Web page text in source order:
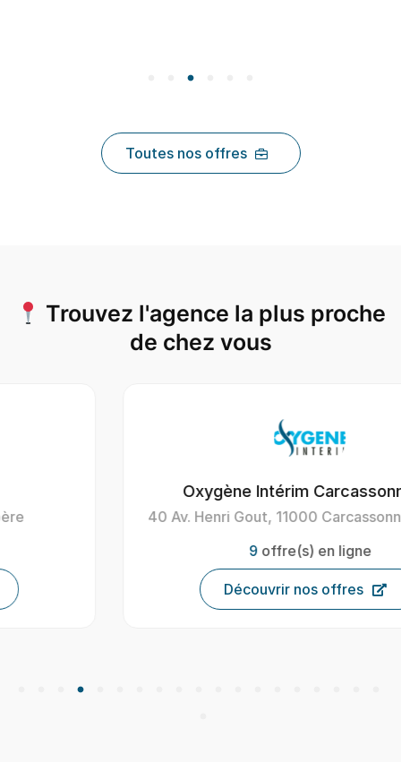
Toutes nos offres
Trouvez l'agence la plus proche
de chez vous
Oxygène Intérim Carcassonne
40 Av. Henri Gout, 11000 Carcassonne, France
offre(s) en ligne
Découvrir nos offres